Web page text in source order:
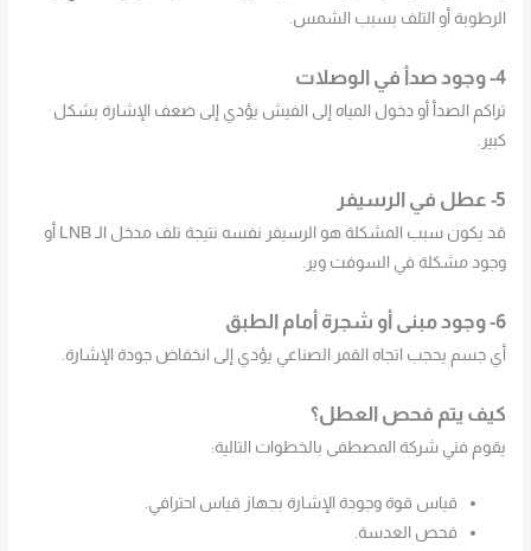
الرطوبة أو التلف بسبب الشمس.
4- وجود صدأ في الوصلات
تراكم الصدأ أو دخول المياه إلى الفيش يؤدي إلى ضعف الإشارة بشكل
كبير.
5- عطل في الرسيفر
قد يكون سبب المشكلة هو الرسيفر نفسه نتيجة تلف مدخل الـ LNB أو
وجود مشكلة في السوفت وير.
6- وجود مبنى أو شجرة أمام الطبق
أي جسم يحجب اتجاه القمر الصناعي يؤدي إلى انخفاض جودة الإشارة.
كيف يتم فحص العطل؟
يقوم فني شركة المصطفى بالخطوات التالية:
قياس قوة وجودة الإشارة بجهاز قياس احترافي.
فحص العدسة.